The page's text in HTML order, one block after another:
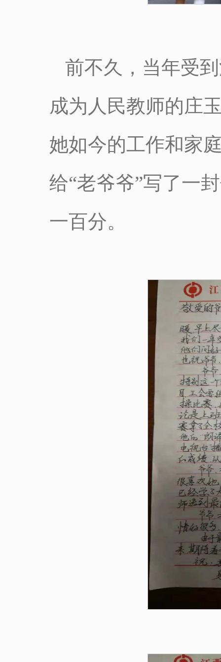
前不久，当年受
成为人民教师的庄
她如今的工作和家
给“老爷爷”写了一
一百分。